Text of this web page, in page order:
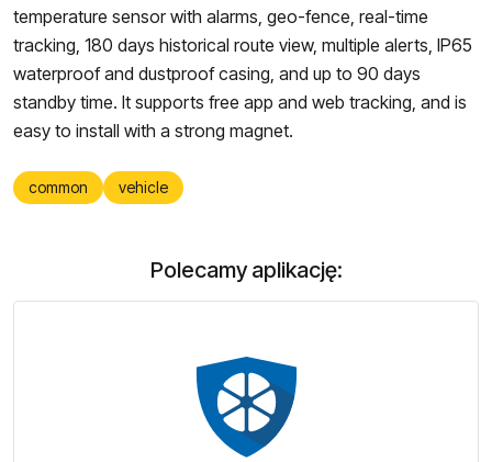
temperature sensor with alarms, geo-fence, real-time
tracking, 180 days historical route view, multiple alerts, IP65
waterproof and dustproof casing, and up to 90 days
standby time. It supports free app and web tracking, and is
easy to install with a strong magnet.
common vehicle
Polecamy aplikację: